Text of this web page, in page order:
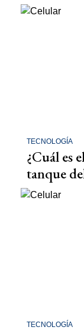
TECNOLOGÍA
¿Cuál es
tanque
TECNOLOGÍA